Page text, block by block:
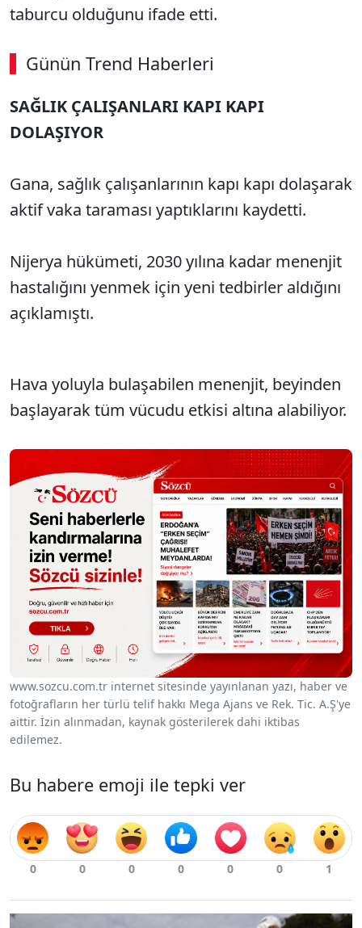
taburcu olduğunu ifade etti.
Günün Trend Haberleri
00:02 / 09:08
SAĞLIK ÇALIŞANLARI KAPI KAPI
DOLAŞIYOR
Gana, sağlık çalışanlarının kapı kapı dolaşarak
aktif vaka taraması yaptıklarını kaydetti.
Nijerya hükümeti, 2030 yılına kadar menenjit
hastalığını yenmek için yeni tedbirler aldığını
açıklamıştı.
Hava yoluyla bulaşabilen menenjit, beyinden
başlayarak tüm vücudu etkisi altına alabiliyor.
www.sozcu.com.tr internet sitesinde yayınlanan yazı, haber ve
fotoğrafların her türlü telif hakkı Mega Ajans ve Rek. Tic. A.Ş'ye
aittir. İzin alınmadan, kaynak gösterilerek dahi iktibas
edilemez.
Bu habere emoji ile tepki ver